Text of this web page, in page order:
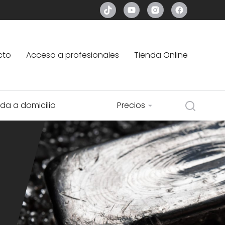
Acceso a profesionales Tienda Online
a domicilio Precios